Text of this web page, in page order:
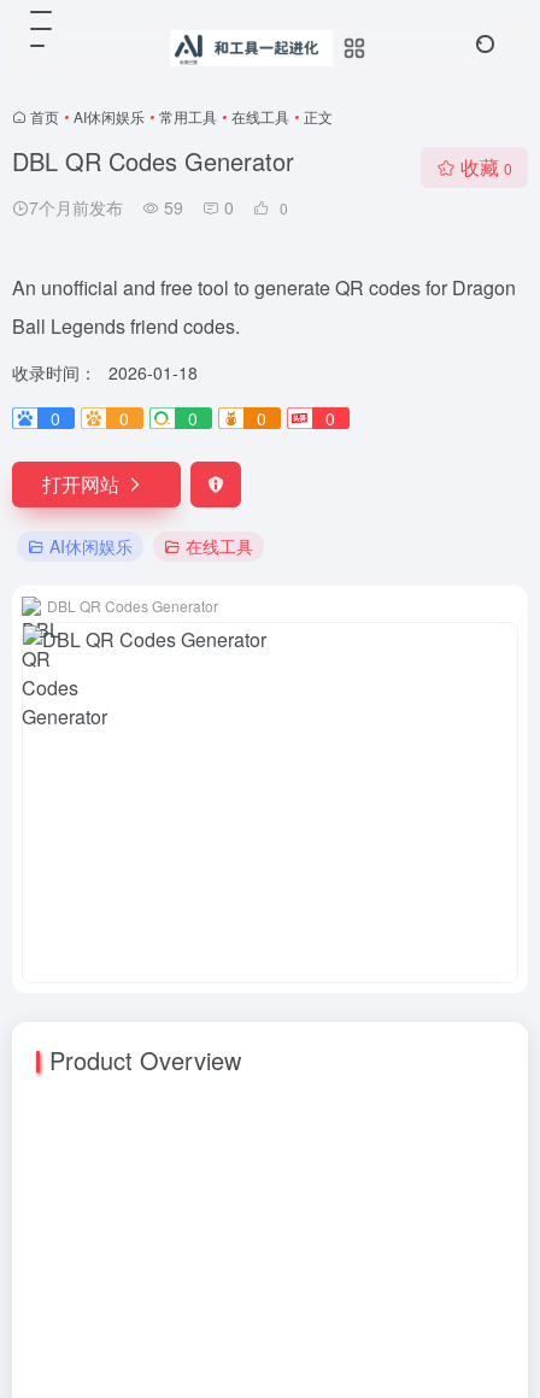
首页 • AI休闲娱乐 • 常用工具 • 在线工具 • 正文
DBL QR Codes Generator
7个月前发布 59 0 0
收藏 0
An unofficial and free tool to generate QR codes for Dragon
Ball Legends friend codes.
收录时间：
2026-01-18
0
0 0 0 0
打开网站
AI休闲娱乐 在线工具
DBL QR Codes Generator
Product Overview